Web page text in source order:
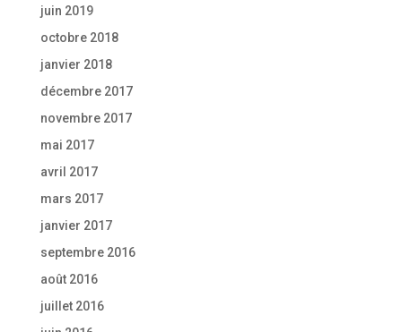
juin 2019
octobre 2018
janvier 2018
décembre 2017
novembre 2017
mai 2017
avril 2017
mars 2017
janvier 2017
septembre 2016
août 2016
juillet 2016